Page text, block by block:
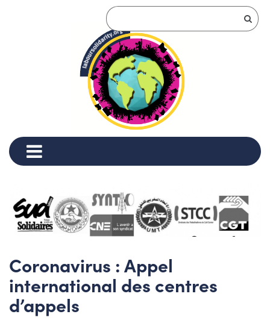
Coronavirus : Appel
international des centres
d’appels